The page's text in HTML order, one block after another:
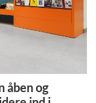
åben og